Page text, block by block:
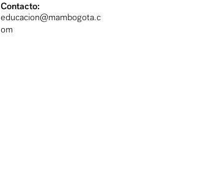
Contacto:
educacion@mambogota.c
om